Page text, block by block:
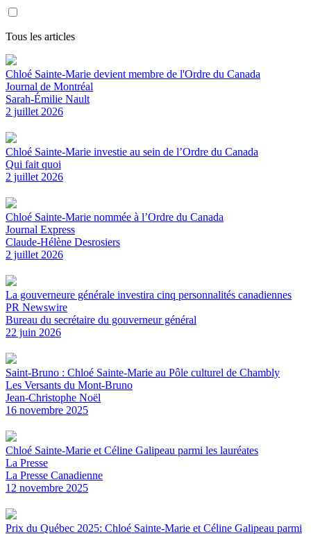
Tous les articles
Chloé Sainte-Marie devient membre de l'Ordre du Canada
Journal de Montréal
Sarah-Émilie Nault
2 juillet 2026
Chloé Sainte-Marie investie au sein de l’Ordre du Canada
Qui fait quoi
2 juillet 2026
Chloé Sainte-Marie nommée à l’Ordre du Canada
Journal Express
Claude-Hélène Desrosiers
2 juillet 2026
La gouverneure générale investira cinq personnalités canadiennes
PR Newswire
Bureau du secrétaire du gouverneur général
22 juin 2026
Saint-Bruno : Chloé Sainte-Marie au Pôle culturel de Chambly
Les Versants du Mont-Bruno
Jean-Christophe Noël
16 novembre 2025
Chloé Sainte-Marie et Céline Galipeau parmi les lauréates
La Presse
La Presse Canadienne
12 novembre 2025
Prix du Québec 2025: Chloé Sainte-Marie et Céline Galipeau parmi